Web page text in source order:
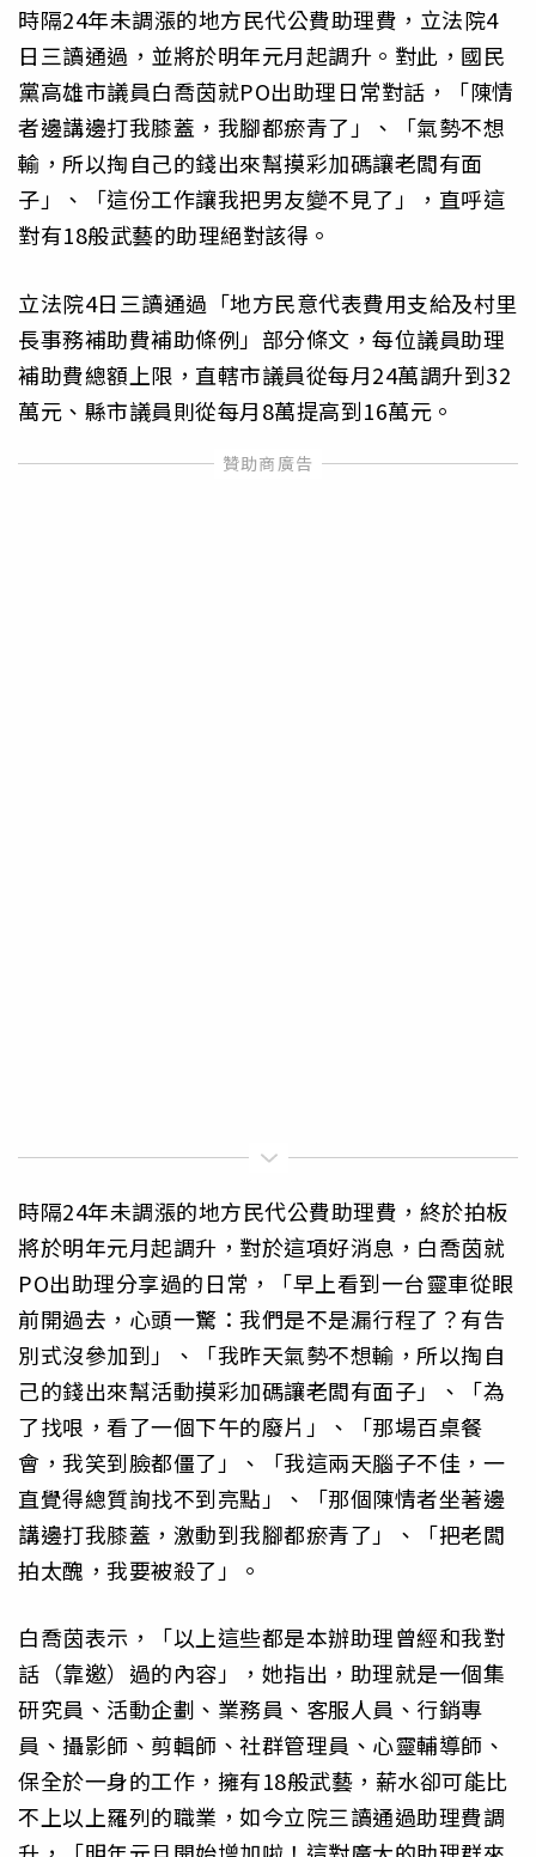
時隔24年未調漲的地方民代公費助理費，立法院4
日三讀通過，並將於明年元月起調升。對此，國民
黨高雄市議員白喬茵就PO出助理日常對話，「陳情
者邊講邊打我膝蓋，我腳都瘀青了」、「氣勢不想
輸，所以掏自己的錢出來幫摸彩加碼讓老闆有面
子」、「這份工作讓我把男友變不見了」，直呼這
對有18般武藝的助理絕對該得。
立法院4日三讀通過「地方民意代表費用支給及村里
長事務補助費補助條例」部分條文，每位議員助理
補助費總額上限，直轄市議員從每月24萬調升到32
萬元、縣市議員則從每月8萬提高到16萬元。
時隔24年未調漲的地方民代公費助理費，終於拍板
將於明年元月起調升，對於這項好消息，白喬茵就
PO出助理分享過的日常，「早上看到一台靈車從眼
前開過去，心頭一驚：我們是不是漏行程了？有告
別式沒參加到」、「我昨天氣勢不想輸，所以掏自
己的錢出來幫活動摸彩加碼讓老闆有面子」、「為
了找哏，看了一個下午的廢片」、「那場百桌餐
會，我笑到臉都僵了」、「我這兩天腦子不佳，一
直覺得總質詢找不到亮點」、「那個陳情者坐著邊
講邊打我膝蓋，激動到我腳都瘀青了」、「把老闆
拍太醜，我要被殺了」。
白喬茵表示，「以上這些都是本辦助理曾經和我對
話（靠邀）過的內容」，她指出，助理就是一個集
研究員、活動企劃、業務員、客服人員、行銷專
員、攝影師、剪輯師、社群管理員、心靈輔導師、
保全於一身的工作，擁有18般武藝，薪水卻可能比
不上以上羅列的職業，如今立院三讀通過助理費調